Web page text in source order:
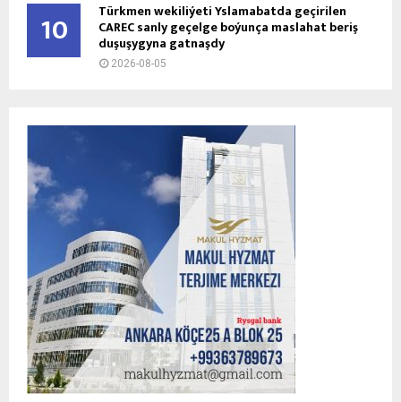
10 Türkmen wekiliýeti Yslamabatda geçirilen
CAREC sanly geçelge boýunça maslahat beriş
duşuşygyna gatnaşdy
2026-08-05